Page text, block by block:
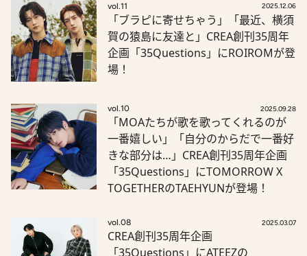
vol.11 2025.12.06
「ブラピに寄せちゃう」「最近、横須
賀の猿島に友達と」CREA創刊35周年
企画「35Questions」にROIROMが登
場！
vol.10 2025.09.28
「MOAたちが歌を歌ってくれるのが
一番嬉しい」「自分のからだで一番好
きな部分は…」CREA創刊35周年企画
「35Questions」にTOMORROW X
TOGETHERのTAEHYUNが登場！
vol.08 2025.03.07
CREA創刊35周年企画
「35Questions」にATEEZの